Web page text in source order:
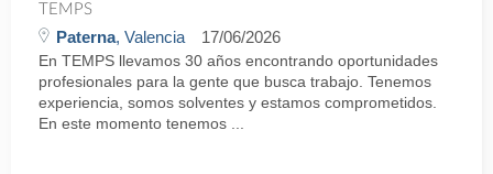
TEMPS
Paterna, Valencia 17/06/2026
En TEMPS llevamos 30 años encontrando oportunidades
profesionales para la gente que busca trabajo. Tenemos
experiencia, somos solventes y estamos comprometidos.
En este momento tenemos ...